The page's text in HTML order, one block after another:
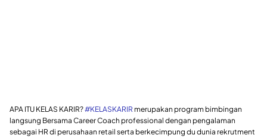
APA ITU KELAS KARIR?#KELASKARIR merupakan program bimbingan
langsung Bersama Career Coach professional dengan pengalaman
sebagai HR di perusahaan retail serta berkecimpung du dunia rekrutment